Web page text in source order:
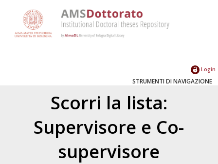
Login
STRUMENTI DI NAVIGAZIONE
Scorri la lista:
Supervisore e Co-
supervisore